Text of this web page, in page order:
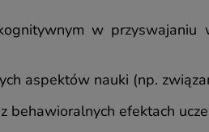
w przyswajaniu
aspektów nauki (np.
behawioralnych efektach